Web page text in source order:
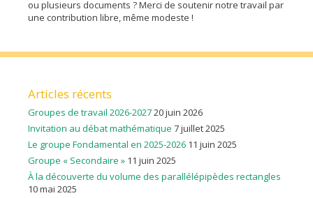
ou plusieurs documents ? Merci de soutenir notre travail par
une contribution libre, même modeste !
Articles récents
Groupes de travail 2026-202720 juin 2026
Invitation au débat mathématique 7 juillet 2025
Le groupe Fondamental en 2025-2026 11 juin 2025
Groupe « Secondaire » 11 juin 2025
À la découverte du volume des parallélépipèdes rectangles
10 mai 2025